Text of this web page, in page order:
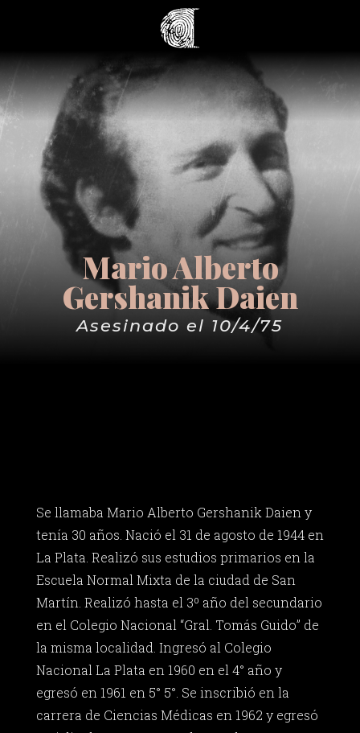
Mario Alberto
Gershanik Daien
Asesinado el 10/4/75
Se llamaba Mario Alberto Gershanik Daien y
tenía 30 años. Nació el 31 de agosto de 1944 en
La Plata. Realizó sus estudios primarios en la
Escuela Normal Mixta de la ciudad de San
Martín. Realizó hasta el 3º año del secundario
en el Colegio Nacional “Gral. Tomás Guido” de
la misma localidad. Ingresó al Colegio
Nacional La Plata en 1960 en el 4° año y
egresó en 1961 en 5° 5°. Se inscribió en la
carrera de Ciencias Médicas en 1962 y egresó